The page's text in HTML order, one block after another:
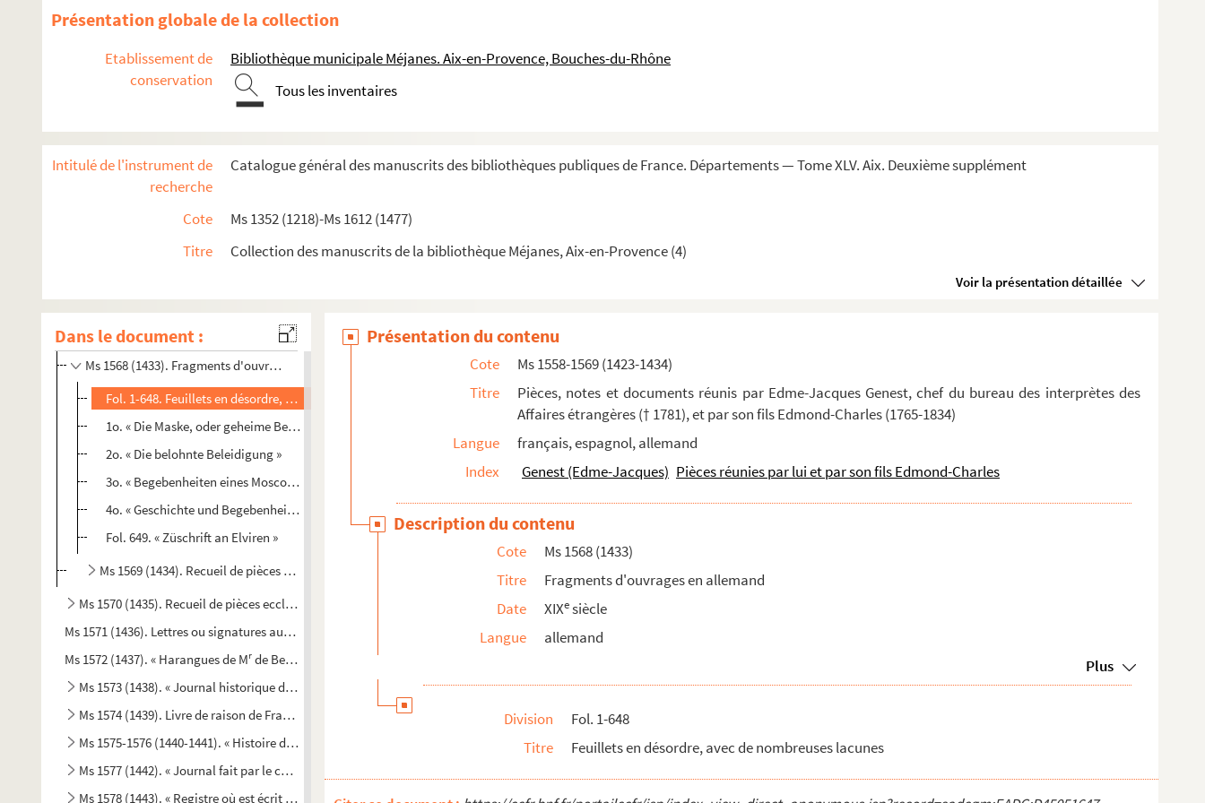
Présentation globale de la collection
Etablissement de
conservation
Bibliothèque municipale Méjanes. Aix-en-Provence, Bouches-du-Rhône
Tous les inventaires
Intitulé de l'instrument de
recherche
Catalogue général des manuscrits des bibliothèques publiques de France. Départements — Tome XLV. Aix. Deuxième supplément
Cote
Ms 1352 (1218)-Ms 1612 (1477)
Titre
Collection des manuscrits de la bibliothèque Méjanes, Aix-en-Provence (4)
Voir la présentation détaillée
Dans le document :
Ms 1557 (1422). Lettres « de déclaration de naturalité » délivrées à Charles van Putten de Rotterdam (Paris, 1
Ms 1558-1569 (1423-1434). Pièces, notes et documents réunis par Edme-Jacques Genest, chef du bureau des interprètes des Affair...
Ms 1558 (1423). Traduction des Ordonnances navales d'Espagne, par le chevalier de Monteil, officier de marine
Ms 1560 (1425). Recueil de pièces sur le gouvernement et les finances de l'Angleterre
Ms 1561 (1426). Relations d'expéditions maritimes
Ms 1563 (1428). « Mémoires et notes sur le commerce de la Russie, de l'Inde, de la Chine, etc. »
Ms 1564 (1429). Pièces et lettres relatives à la publication des « Gazettes et papiers anglais » (1759-1760)
Ms 1566 (1431). Notes de géographie et de linguistique relatives aux pays du nord de l'Europe, réunies par Edmond-Ch...
Ms 1567 (1432). Recueil de pièces
Ms 1568 (1433). Fragments d'ouvrages en allemand
Fol. 1-648. Feuillets en désordre, avec de nombreuses lacunes
1o. « Die Maske, oder geheime Begebenheiten des Chevalier XXX, aus dem französischen übersezt »
2o. « Die belohnte Beleidigung »
3o. « Begebenheiten eines Moscowiters »
4o. « Geschichte und Begebenheiten Rosaliens, von Fürsten, Prinzessin von Britannia »
Fol. 649. « Züschrift an Elviren »
Ms 1569 (1434). Recueil de pièces historiques diverses
Ms 1570 (1435). Recueil de pièces ecclésiastiques
Ms 1571 (1436). Lettres ou signatures autographes des personnages suivants
Ms 1572 (1437). « Harangues de Mr de Beausset, évêque d'Alais, au nom des États de Languedoc »
Ms 1573 (1438). « Journal historique de tout ce qui s'est passé de remarquable dans Aix, depuis le dimanche 26 avril...
Ms 1574 (1439). Livre de raison de François de Boniface de Laidet, seigneur de Fombeton (1675-1756), conseiller au p...
Ms 1575-1576 (1440-1441). « Histoire d'Aix, par de Haitze »
Ms 1577 (1442). « Journal fait par le chevalier de Mirabeau, enseigne des vaisseaux du Roy et commandant le briganti...
Ms 1578 (1443). « Registre où est écrit ce qui est arrivé en la fondation et établissement de ce monastère des relig...
Présentation du contenu
Cote
Ms 1558-1569 (1423-1434)
Titre
Pièces, notes et documents réunis par Edme-Jacques Genest, chef du bureau des interprètes des
Affaires étrangères († 1781), et par son fils Edmond-Charles (1765-1834)
Langue
français, espagnol, allemand
Index
Genest (Edme-Jacques) Pièces réunies par lui et par son fils Edmond-Charles
Description du contenu
Cote
Ms 1568 (1433)
Titre
Fragments d'ouvrages en allemand
Date
XIXesiècle
Langue
allemand
Plus
Division
Fol. 1-648
Titre
Feuillets en désordre, avec de nombreuses lacunes